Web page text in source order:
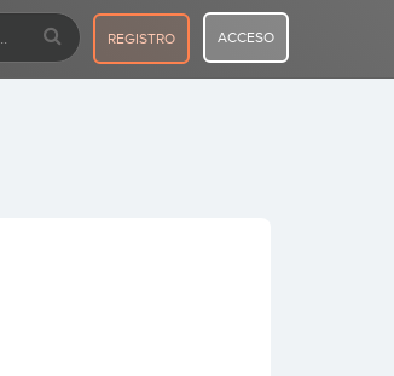
REGISTRO ACCESO